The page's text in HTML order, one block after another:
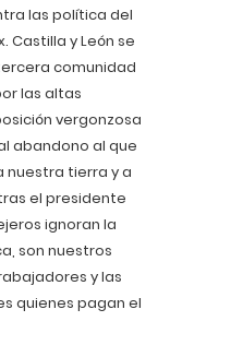
las política del
Castilla y León se
comunidad
las altas
vergonzosa
abandono al que
nuestra tierra y a
el presidente
ignoran la
son nuestros
y las
quienes pagan el